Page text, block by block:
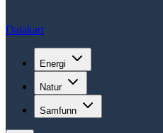
Datakart
Energi
Natur
Samfunn